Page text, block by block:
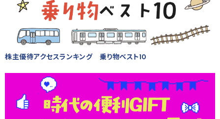
株主優待アクセスランキング 乗り物ベスト10